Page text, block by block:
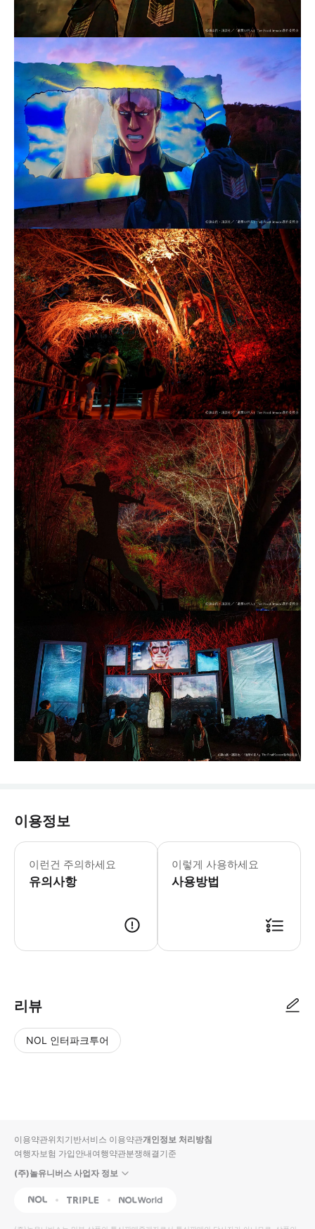
이용정보
이런건 주의하세요
유의사항
⚠️ 유의사항 1. 이 상품은 자동 예약 상
이렇게 사용하세요
사용방법
리뷰
NOL 인터파크투어
입니
다.
높
동
순
상
이용약관위치기반서비스 이용약관개인정보 처리방침
여행자보험 가입안내여행약관분쟁해결기준
(주)놀유니버스 사업자 정보
NOL Triple Interpark Global